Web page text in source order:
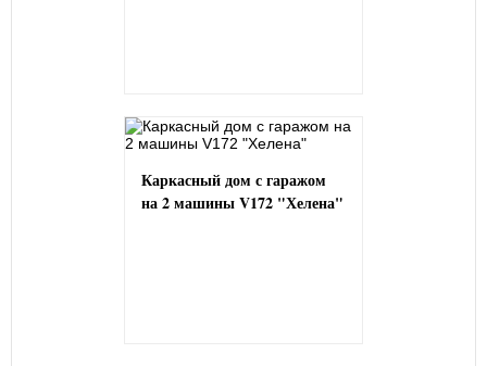
Каркасный дом с гаражом
на 2 машины V172 "Хелена"